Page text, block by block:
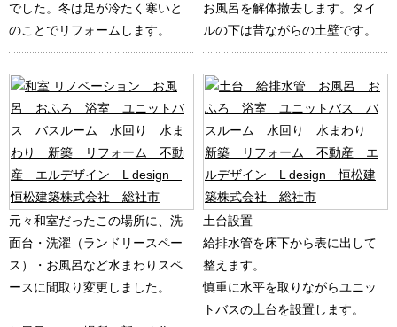
でした。冬は足が冷たく寒いと
のことでリフォームします。
お風呂を解体撤去します。タイ
ルの下は昔ながらの土壁です。
元々和室だったこの場所に、洗
面台・洗濯（ランドリースペー
ス）・お風呂など水まわりスペ
ースに間取り変更しました。
土台設置
給排水管を床下から表に出して
整えます。
慎重に水平を取りながらユニッ
トバスの土台を設置します。